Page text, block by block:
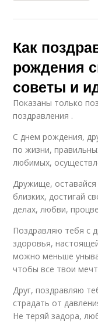
Как
рождения
советы и
Показаны только
поздравления .
С днем рождения,
по жизни,
любимых,
Дружище,
близких, достигай
делах, любви,
Поздравляю тебя с
здоровья,
можно меньше
чтобы все твои
Друг, поздравляю
страдать от
Не теряй задора,